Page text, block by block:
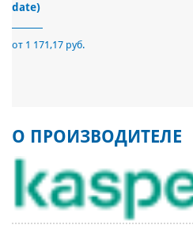
date)
от 1 171,17 руб.
О ПРОИЗВОДИТЕЛЕ